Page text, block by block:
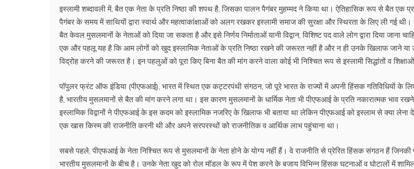
इस्लामी शब्दावली में, बैत एक नेता के प्रति निष्ठा की शपथ है, जिसका पालन पैगंबर मुहम्मद ने किया था। ऐतिहासिक रूप से बैत एक
पैगंबर के समय में साथियों द्वारा स्वार्थ और महत्वाकांक्षाओं को अलग रखकर इस्लामी समाज की सुरक्षा और स्थिरता के लिए ली गई थी।
बैत केवल मुसलमानों के नेताओं को दिया जा सकता है और इसे निर्णय निर्माताओं यानी विद्वान, विशिष्ट पद वाले लोग द्वारा दिया जाना
एक और पहलू यह है कि आम लोगों को खुद इस्लामिक नेताओं के प्रति निष्ठा रखने की जरूरत नहीं है और न ही उनके खिलाफ जाने
विद्रोह करने की जरूरत है। इन पहलुओं को पूरा किए बिना बैत की मांग करने वाला कोई भी निश्चित रूप से इस्लामी सिद्धांतों व
पॉपुलर फ्रंट ऑफ इंडिया (पीएफआई), भारत में स्थित एक कट्टरपंथी संगठन, जो पूरे भारत के राज्यों में अपनी हिंसक गतिविधियों के
है, भारतीय मुसलमानों से बैत की मांग करने लगा था। इस कारण मुसलमानों के धार्मिक नेता भी पीएफआई के प्रति नकारात्मक भाव
इस्लामिक विद्वानों ने पीएफआई के इस कदम को इस्लामिक नजरिए के खिलाफ भी बताया था लेकिन पीएफआई को इस्लाम से क्या लेना
एक खास किस्म की राजनीति करनी थी और अपने सरपरस्थों को राजनीतिक व आर्थिक लाभ पहुंचाना था।
सबसे पहले, पीएफआई के नेता निश्चित रूप से मुसलमानों के नेता होने के योग्य नहीं हैं। वे राजनीति से प्रेरित हिंसक संगठन हैं जिनकी
भारतीय मुसलमानों के बीच है। उनके नेता खुद को रोल मॉडल के रूप में पेश करने के बजाय विभिन्न हिंसक घटनाओं व घोटालों में